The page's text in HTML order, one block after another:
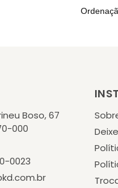
Boso, 67
000
0023